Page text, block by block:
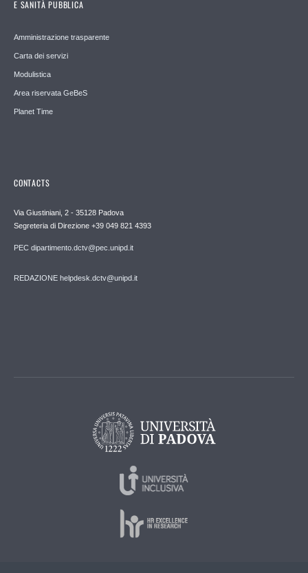
E SANITÀ PUBBLICA
Amministrazione trasparente
Carta dei servizi
Modulistica
Area riservata GeBeS
Planet Time
CONTACTS
Via Giustiniani, 2 - 35128 Padova
Segreteria di Direzione +39 049 821 4393
PEC dipartimento.dctv@pec.unipd.it
REDAZIONE helpdesk.dctv@unipd.it